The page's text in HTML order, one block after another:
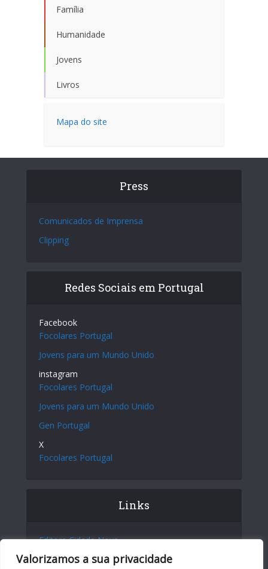
Valorizamos a sua privacidade
Família
Humanidade
Jovens
Livros
Mapa do site
Press
Comunicados de Imprensa
Clipping
Redes Sociais em Portugal
Facebook
Focolares Portugal
Jovens para um Mundo Unido
instagram
Focolares Portugal
Jovens para um Mundo Unido
Gen Portugal
X
Focolares Portugal
Links
Editora Cidade Nova
Site Internacional